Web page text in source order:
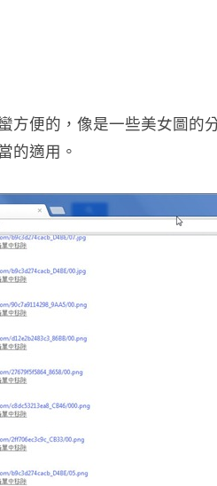
方便的，像是一些美女圖的
的適用。